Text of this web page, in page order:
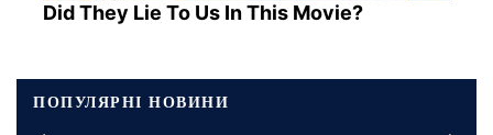
Did They Lie To Us In This Movie?
ПОПУЛЯРНІ НОВИНИ